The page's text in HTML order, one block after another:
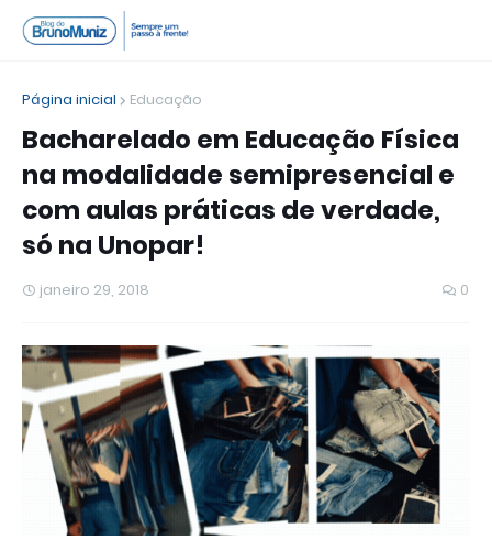
Página inicial Educação
Bacharelado em Educação Física
na modalidade semipresencial e
com aulas práticas de verdade,
só na Unopar!
janeiro 29, 2018 0